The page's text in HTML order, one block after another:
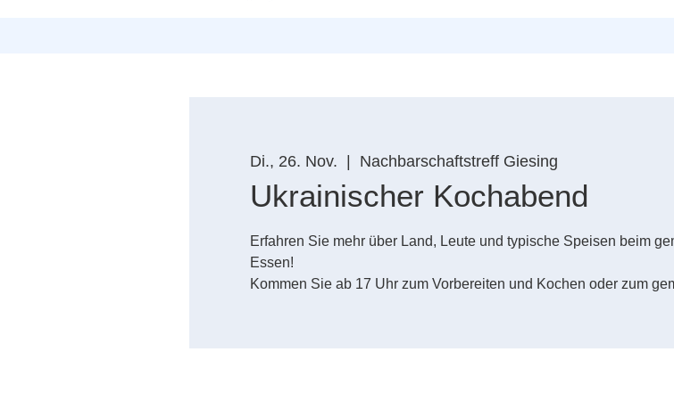
Di., 26. Nov. Nachbarschaftstreff Giesing
Ukrainischer Kochabend
Erfahren Sie mehr über Land, Leute und typische Speisen beim
Essen!
Kommen Sie ab 17 Uhr zum Vorbereiten und Kochen oder zum